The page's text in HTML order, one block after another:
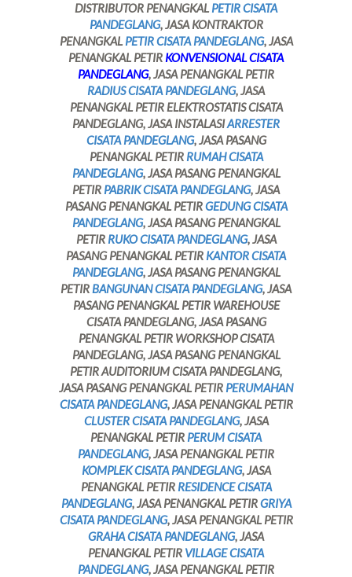
DISTRIBUTOR PENANGKAL PETIR CISATA
PANDEGLANG, JASA KONTRAKTOR
PENANGKAL PETIR CISATA PANDEGLANG, JASA
PENANGKAL PETIR KONVENSIONAL CISATA
PANDEGLANG, JASA PENANGKAL PETIR
RADIUS CISATA PANDEGLANG, JASA
PENANGKAL PETIR ELEKTROSTATIS CISATA
PANDEGLANG, JASA INSTALASIARRESTER
CISATA PANDEGLANG, JASA PASANG
PENANGKAL PETIR RUMAH CISATA
PANDEGLANG, JASA PASANG PENANGKAL
PETIR PABRIK CISATA PANDEGLANG, JASA
PASANG PENANGKAL PETIRGEDUNG CISATA
PANDEGLANG, JASA PASANG PENANGKAL
PETIR RUKO CISATA PANDEGLANG, JASA
PASANG PENANGKAL PETIR KANTOR CISATA
PANDEGLANG, JASA PASANG PENANGKAL
PETIRBANGUNAN CISATA PANDEGLANG, JASA
PASANG PENANGKAL PETIR WAREHOUSE
CISATA PANDEGLANG, JASA PASANG
PENANGKAL PETIR WORKSHOP CISATA
PANDEGLANG, JASA PASANG PENANGKAL
PETIR AUDITORIUM CISATA PANDEGLANG,
JASA PASANG PENANGKAL PETIR PERUMAHAN
CISATA PANDEGLANG, JASA PENANGKAL PETIR
CLUSTER CISATA PANDEGLANG, JASA
PENANGKAL PETIR PERUM CISATA
PANDEGLANG, JASA PENANGKAL PETIR
KOMPLEK CISATA PANDEGLANG, JASA
PENANGKAL PETIR RESIDENCE CISATA
PANDEGLANG, JASA PENANGKAL PETIRGRIYA
CISATA PANDEGLANG, JASA PENANGKAL PETIR
GRAHA CISATA PANDEGLANG, JASA
PENANGKAL PETIR VILLAGE CISATA
PANDEGLANG, JASA PENANGKAL PETIR